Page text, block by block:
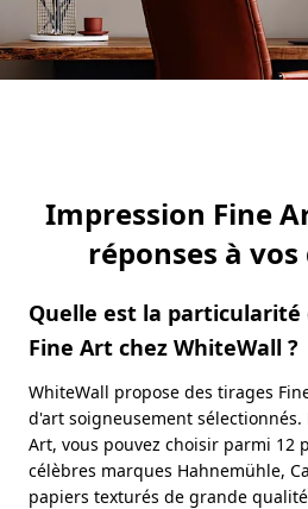
Impression Fine
réponses à
Quelle est la particularité
Fine Art chez WhiteWall ?
WhiteWall propose des tirages
d'art soigneusement sélectionnés.
Art, vous pouvez choisir parmi 12
célèbres marques Hahnemühle,
papiers texturés de grande